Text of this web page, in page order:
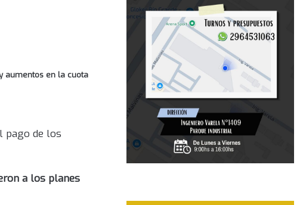
aumentos en la cuota
pago de los
a los planes